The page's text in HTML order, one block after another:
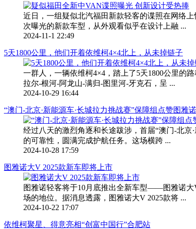
近日，一组疑似北汽福田新款轻客的谍照在网络
次曝光的新款车型，从外观看似乎在设计上融 ...
2024-11-1 22:49
5天1800公里，他们开着依维柯4×4北上，从未掉链子
一群人，一辆依维柯4×4，踏上了5天1800公里
拉尔-根河-阿龙山-满归-图里河-牙克石，呈 ...
2024-10-29 16:44
“澳门-北京·新能源车·长城拉力挑战赛”保障组点赞图雅
经过八天的激烈角逐和长途跋涉，首届“澳门-北
的可靠性，圆满完成护航任务。这场横跨 ...
2024-10-28 17:59
图雅诺大V 2025款新车即将上市
图雅诺轻客将于10月底推出全新车型——图雅诺大
场的地位。据消息透露，图雅诺大V 2025款将 ...
2024-10-22 17:07
依维柯聚星、得意亮相“创富中国行”合肥站